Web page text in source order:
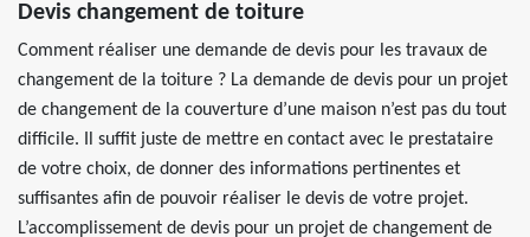
Devis changement de toiture
Comment réaliser une demande de devis pour les travaux de
changement de la toiture ? La demande de devis pour un projet
de changement de la couverture d’une maison n’est pas du tout
difficile. Il suffit juste de mettre en contact avec le prestataire
de votre choix, de donner des informations pertinentes et
suffisantes afin de pouvoir réaliser le devis de votre projet.
L’accomplissement de devis pour un projet de changement de